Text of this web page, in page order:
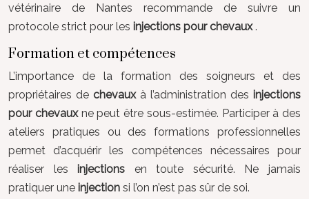
vétérinaire de Nantes recommande de suivre un
protocole strict pour les injections pour chevaux.
Formation et compétences
L’importance de la formation des soigneurs et des
propriétaires de chevaux à l’administration des injections
pour chevaux ne peut être sous-estimée. Participer à des
ateliers pratiques ou des formations professionnelles
permet d’acquérir les compétences nécessaires pour
réaliser les injections en toute sécurité. Ne jamais
pratiquer une injection si l’on n’est pas sûr de soi.